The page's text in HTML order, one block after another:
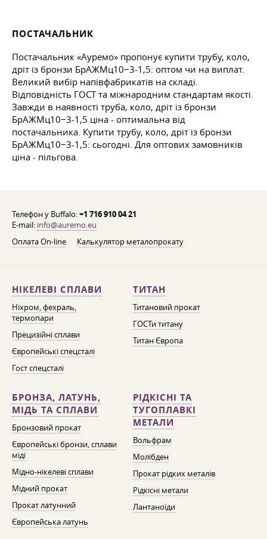
ПОСТАЧАЛЬНИК
Постачальник «Ауремо» пропонує купити трубу, коло,
дріт із бронзи БрАЖМц10−3-1,5: оптом чи на виплат.
Великий вибір напівфабрикатів на складі.
Відповідність ГОСТ та міжнародним стандартам якості.
Завжди в наявності труба, коло, дріт із бронзи
БрАЖМц10−3-1,5 ціна - оптимальна від
постачальника. Купити трубу, коло, дріт із бронзи
БрАЖМц10−3-1,5: сьогодні. Для оптових замовників
ціна - пільгова.
Телефон у Buffalo:+1 716 910 04 21
E-mail: info@auremo.eu
Оплата On-line
Калькулятор металопрокату
НІКЕЛЕВІ СПЛАВИ
Ніхром, фехраль,
термопари
Прецизійні сплави
Європейські спецсталі
Гост спецсталі
ТИТАН
Титановий прокат
ГОСТи титану
Титан Європа
БРОНЗА, ЛАТУНЬ,
МІДЬ ТА СПЛАВИ
Бронзовий прокат
Європейські бронзи, сплави
міді
Мідно-нікелеві сплави
Мідний прокат
Прокат латунний
Європейська латунь
РІДКІСНІ ТА
ТУГОПЛАВКІ
МЕТАЛИ
Вольфрам
Молібден
Прокат рідких металів
Рідкісні метали
Лантаноїди